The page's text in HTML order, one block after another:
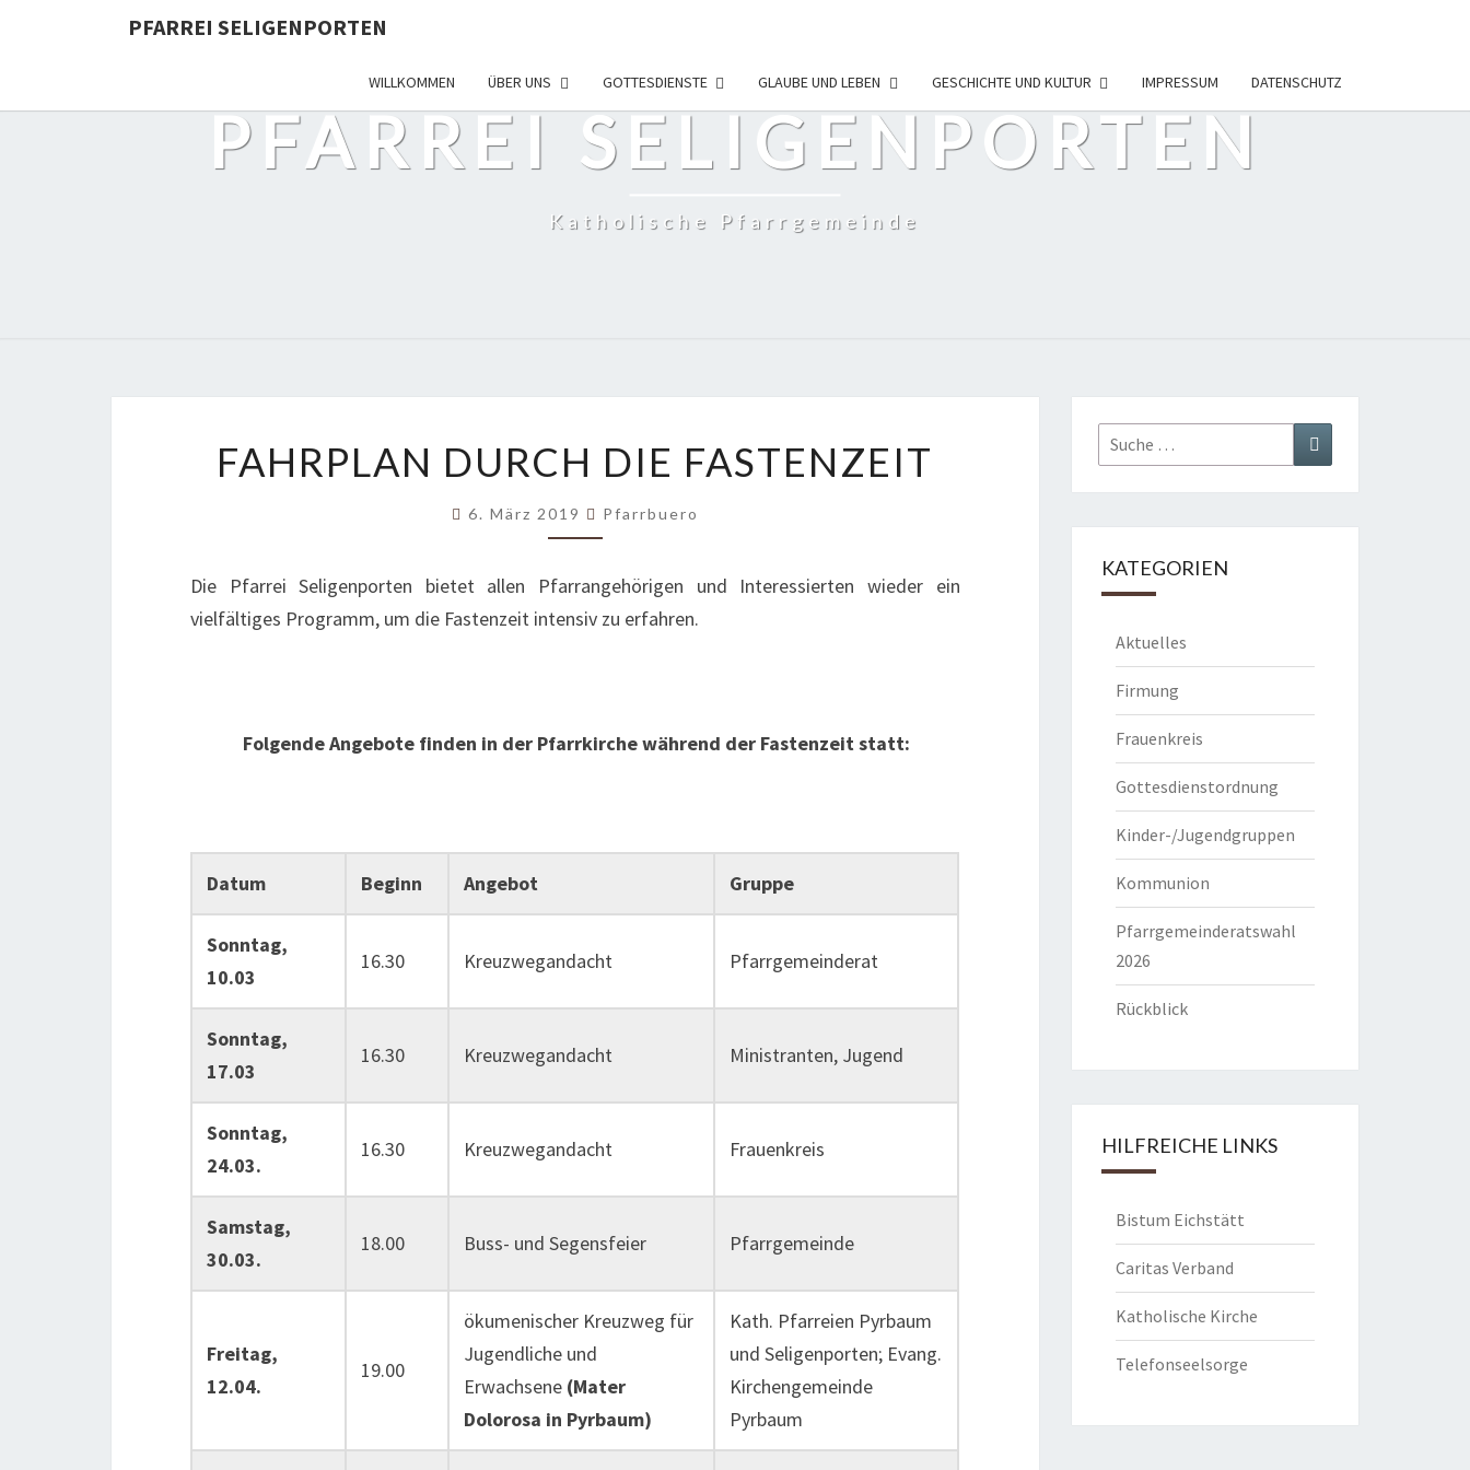
PFARREI SELIGENPORTEN
WILLKOMMEN ÜBER UNS GOTTESDIENSTE GLAUBE UND LEBEN GESCHICHTE UND KULTUR IMPRESSUM DATENSCHUTZ
PFARREI SELIGENPORTEN
Katholische Pfarrgemeinde
DURCH
FAHRPLAN DURCH DIE FASTENZEIT
6. März 2019 Pfarrbuero
Die Pfarrei Seligenporten bietet allen Pfarrangehörigen und Interessierten wieder ein
vielfältiges Programm, um die Fastenzeit intensiv zu erfahren.
Folgende Angebote finden in der Pfarrkirche während der Fastenzeit statt:
Datum Beginn Angebot Gruppe
Sonntag,
10.03
16.30 Kreuzwegandacht Pfarrgemeinderat
Sonntag,
17.03
16.30 Kreuzwegandacht Ministranten, Jugend
Sonntag,
24.03.
16.30 Kreuzwegandacht Frauenkreis
Samstag,
30.03.
18.00 Buss- und Segensfeier Pfarrgemeinde
Freitag,
12.04.
19.00
ökumenischer Kreuzweg für
Jugendliche und
Erwachsene (Mater
Dolorosa in Pyrbaum)
Kath. Pfarreien Pyrbaum
und Seligenporten; Evang.
Kirchengemeinde
Pyrbaum
Suche
nach:
Suchen
KATEGORIEN
Aktuelles
Firmung
Frauenkreis
Gottesdienstordnung
Kinder-/Jugendgruppen
Kommunion
Pfarrgemeinderatswahl
2026
Rückblick
HILFREICHE LINKS
Bistum Eichstätt
Caritas Verband
Katholische Kirche
Telefonseelsorge